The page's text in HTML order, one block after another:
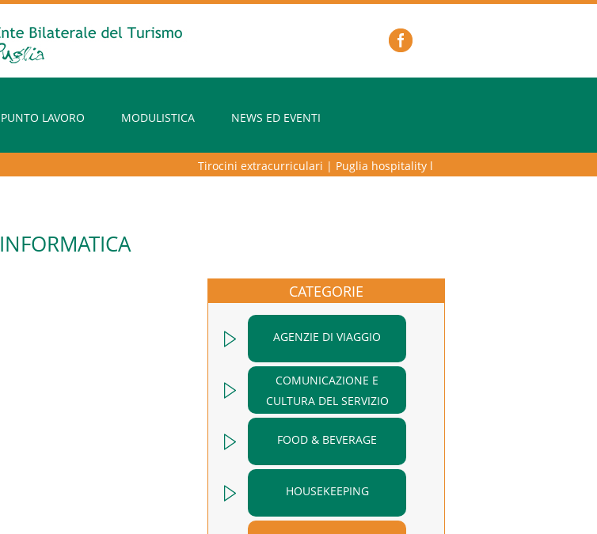
PUNTO LAVORO MODULISTICA
NEWS ED EVENTI
Tirocini extracurriculari|Puglia hospitality lab – programma di alta
INFORMATICA
CATEGORIE
AGENZIE DI VIAGGIO
COMUNICAZIONE E
CULTURA DEL SERVIZIO
FOOD & BEVERAGE
HOUSEKEEPING